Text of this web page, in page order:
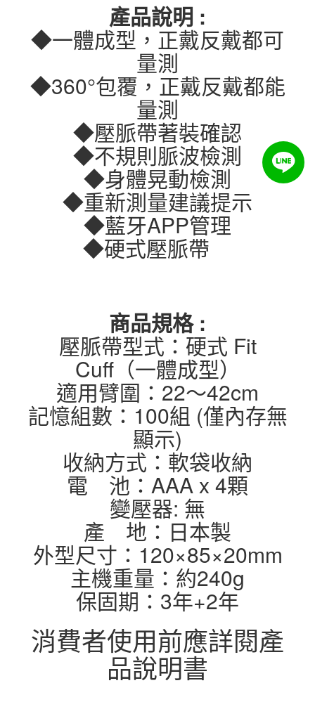
產品說明 :
◆一體成型，正戴反戴都可
量測
◆360°包覆，正戴反戴都能
量測
◆壓脈帶著裝確認
◆不規則脈波檢測
◆身體晃動檢測
◆重新測量建議提示
◆藍牙APP管理
◆硬式壓脈帶
商品規格 :
壓脈帶型式：硬式 Fit
Cuff（一體成型）
適用臂圍：22～42cm
記憶組數：100組 (僅內存無
顯示)
收納方式：軟袋收納
電 池：AAA x 4顆
變壓器: 無
產 地：日本製
外型尺寸：120×85×20mm
主機重量：約240g
保固期：3年+2年
消費者使用前應詳閱產
品說明書